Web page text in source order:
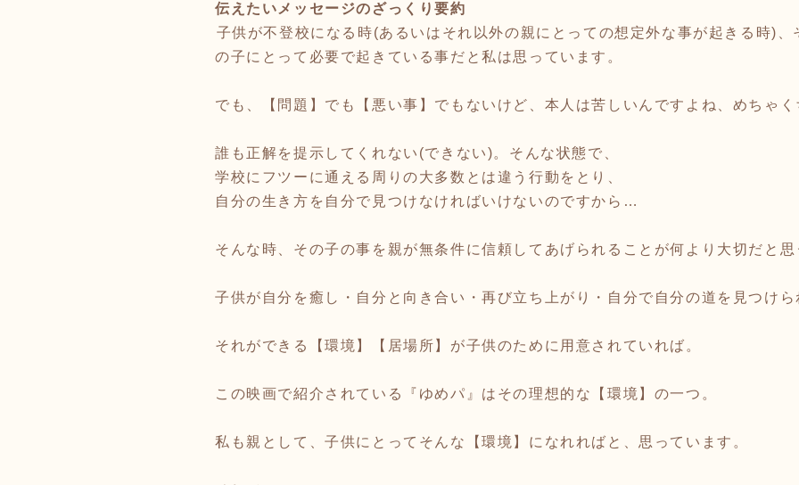
伝えたいメッセージのざっくり要約
子供が不登校になる時(あるいはそれ以外の親にとっての想定外な事が起きる時)
の子にとって必要で起きている事だと私は思っています。
でも、【問題】でも【悪い事】でもないけど、本人は苦しいんですよね、めちゃ
誰も正解を提示してくれない(できない)。そんな状態で、
学校にフツーに通える周りの大多数とは違う行動をとり、
自分の生き方を自分で見つけなければいけないのですから…
そんな時、その子の事を親が無条件に信頼してあげられることが何より大切だと
子供が自分を癒し・自分と向き合い・再び立ち上がり・自分で自分の道を見つけ
それができる【環境】【居場所】が子供のために用意されていれば。
この映画で紹介されている『ゆめパ』はその理想的な【環境】の一つ。
私も親として、子供にとってそんな【環境】になれればと、思っています。